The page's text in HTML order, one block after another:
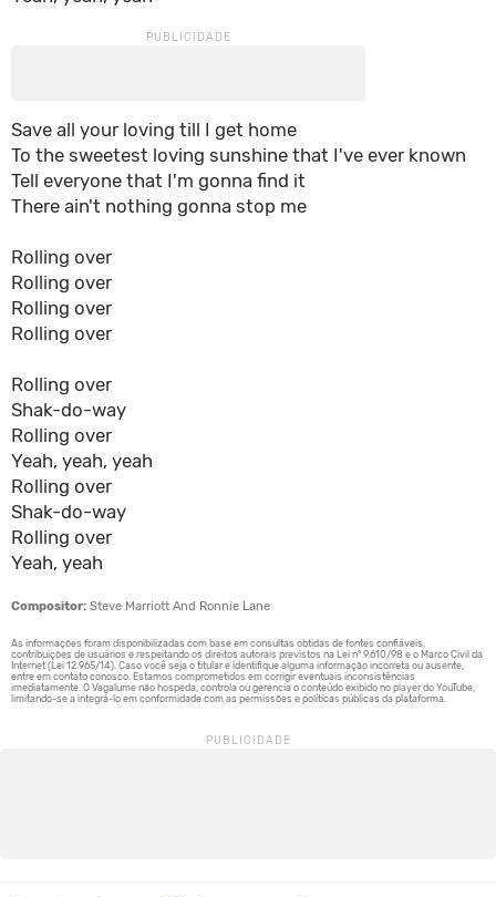
Save all your loving till I get home
To the sweetest loving sunshine that I've ever known
Tell everyone that I'm gonna find it
There ain't nothing gonna stop me
Rolling over
Rolling over
Rolling over
Rolling over
Rolling over
Shak-do-way
Rolling over
Yeah, yeah, yeah
Rolling over
Shak-do-way
Rolling over
Yeah, yeah
Compositor: Steve Marriott And Ronnie Lane